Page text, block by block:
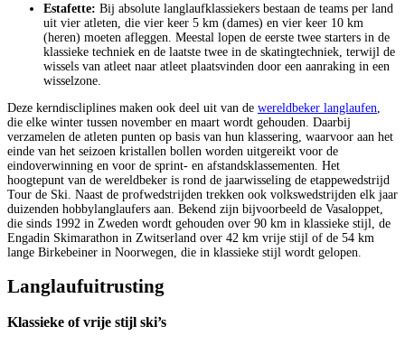
Estafette: Bij absolute langlaufklassiekers bestaan de teams per land
uit vier atleten, die vier keer 5 km (dames) en vier keer 10 km
(heren) moeten afleggen. Meestal lopen de eerste twee starters in de
klassieke techniek en de laatste twee in de skatingtechniek, terwijl de
wissels van atleet naar atleet plaatsvinden door een aanraking in een
wisselzone.
Deze kerndiscliplines maken ook deel uit van de wereldbeker langlaufen
die elke winter tussen november en maart wordt gehouden. Daarbij
verzamelen de atleten punten op basis van hun klassering, waarvoor aan het
einde van het seizoen kristallen bollen worden uitgereikt voor de
eindoverwinning en voor de sprint- en afstandsklassementen. Het
hoogtepunt van de wereldbeker is rond de jaarwisseling de etappewedstrijd
Tour de Ski. Naast de profwedstrijden trekken ook volkswedstrijden elk jaar
duizenden hobbylanglaufers aan. Bekend zijn bijvoorbeeld de Vasaloppet,
die sinds 1992 in Zweden wordt gehouden over 90 km in klassieke stijl, de
Engadin Skimarathon in Zwitserland over 42 km vrije stijl of de 54 km
lange Birkebeiner in Noorwegen, die in klassieke stijl wordt gelopen.
Langlaufuitrusting
Klassieke of vrije stijl ski’s